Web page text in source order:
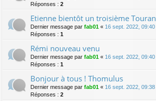
Réponses : 2
Etienne bientôt un troisième Touran
Dernier message par fab01 « 16 sept. 2022, 09:40
Réponses : 1
Rémi nouveau venu
Dernier message par fab01 « 16 sept. 2022, 09:40
Réponses : 1
Bonjour à tous ! Thomulus
Dernier message par fab01 « 16 sept. 2022, 09:38
Réponses : 2